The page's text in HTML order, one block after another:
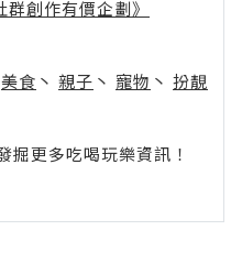
群創作有價企劃》
美食 丶 親子 丶 寵物 丶 扮靚
更多吃喝玩樂資訊！